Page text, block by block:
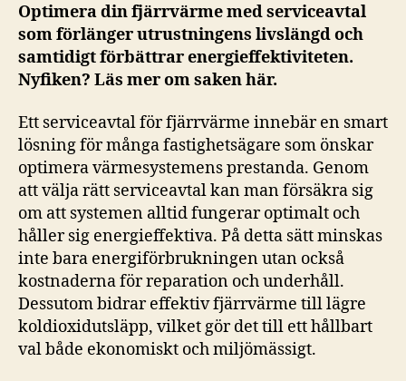
Optimera din fjärrvärme med serviceavtal
som förlänger utrustningens livslängd och
samtidigt förbättrar energieffektiviteten.
Nyfiken? Läs mer om saken här.
Ett serviceavtal för fjärrvärme innebär en smart
lösning för många fastighetsägare som önskar
optimera värmesystemens prestanda. Genom
att välja rätt serviceavtal kan man försäkra sig
om att systemen alltid fungerar optimalt och
håller sig energieffektiva. På detta sätt minskas
inte bara energiförbrukningen utan också
kostnaderna för reparation och underhåll.
Dessutom bidrar effektiv fjärrvärme till lägre
koldioxidutsläpp, vilket gör det till ett hållbart
val både ekonomiskt och miljömässigt.